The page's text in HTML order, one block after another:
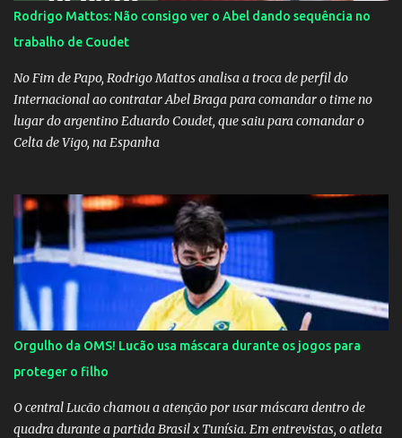
Rodrigo Mattos: Não consigo ver o Abel dando sequência no
trabalho de Coudet
No Fim de Papo, Rodrigo Mattos analisa a troca de perfil do
Internacional ao contratar Abel Braga para comandar o time no
lugar do argentino Eduardo Coudet, que saiu para comandar o
Celta de Vigo, na Espanha
Orgulho da OMS! Lucão usa máscara durante os jogos para
proteger o filho
O central Lucão chamou a atenção por usar máscara dentro de
quadra durante a partida Brasil x Tunísia. Em entrevistas, o atleta